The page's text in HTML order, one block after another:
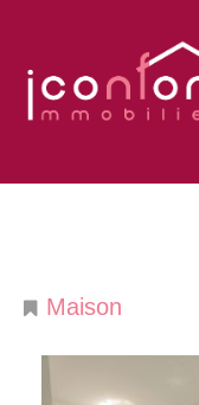
Maison